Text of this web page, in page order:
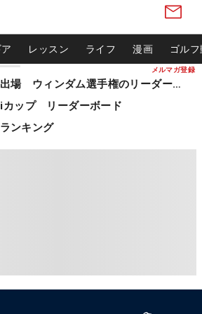
メルマガ登録
レッスン ライフ 漫画 ゴル
松山英樹ら出場 ウィンダム選手権のリーダーボード
カップ リーダーボード
ンキング